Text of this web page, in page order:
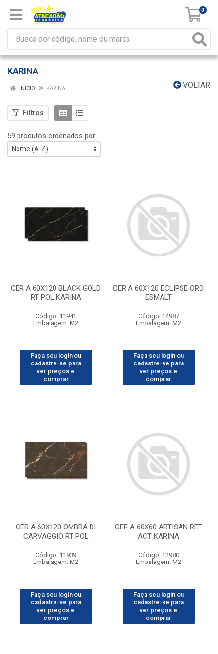
0
KARINA
VOLTAR
INÍCIO KARINA
Filtros
59 produtos ordenados por:
CER A 60X120 BLACK GOLD
RT POL KARINA
Código: 11941
Embalagem: M2
Faça seu login ou
cadastre-se para
ver preços e
comprar
CER A 60X120 ECLIPSE ORO
ESMALT
Código: 14987
Embalagem: M2
Faça seu login ou
cadastre-se para
ver preços e
comprar
CER A 60X120 OMBRA DI
CARVAGGIO RT POL
Código: 11939
Embalagem: M2
Faça seu login ou
cadastre-se para
ver preços e
comprar
CER A 60X60 ARTISAN RET
ACT KARINA
Código: 12980
Embalagem: M2
Faça seu login ou
cadastre-se para
ver preços e
comprar